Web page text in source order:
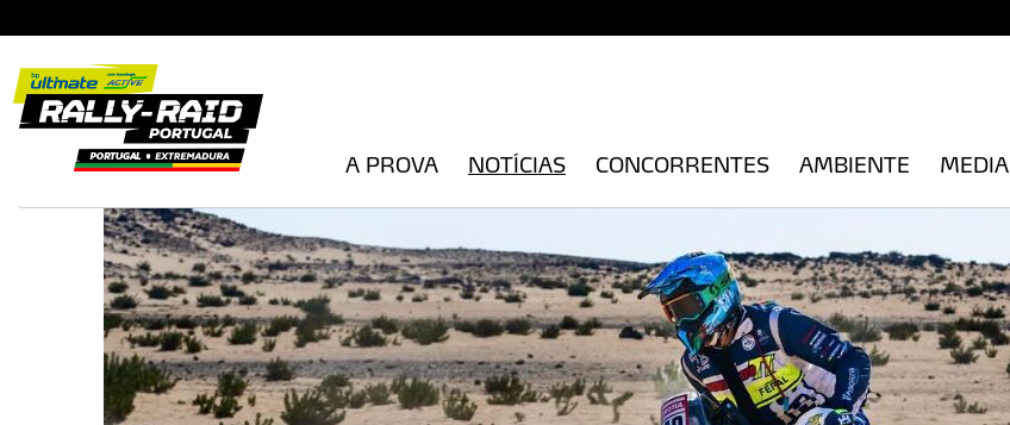
A PROVA NOTÍCIAS CONCORRENTES AMBIENTE MEDIA